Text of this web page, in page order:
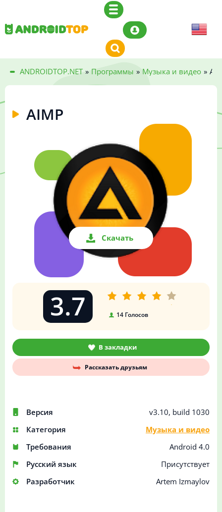
ANDROIDTOP.NET » Программы » Музыка и видео »
AIMP
Скачать
Версия
v3.10, build 1030
Категория
Музыка и видео
Требования
Android 4.0
Русский язык
Присутствует
Разработчик
Artem Izmaylov
3.7 14 Голосов
В закладки
Рассказать друзьям